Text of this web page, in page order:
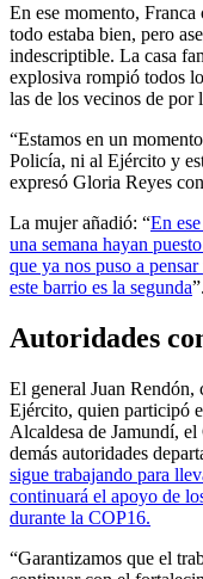
En ese momento,
todo estaba bien, pero
indescriptible. La casa
explosiva rompió todos
las de los vecinos de por
“Estamos en un
Policía, ni al Ejército y
expresó Gloria Reyes
La mujer añadió: “En
una semana hayan
que ya nos puso a
este barrio es la segunda”.
Autoridades
El general Juan Rendón,
Ejército, quien participó
Alcaldesa de Jamundí,
demás autoridades
sigue trabajando para
continuará el apoyo de
durante la COP16.
“Garantizamos que el